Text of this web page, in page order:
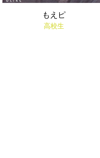
もえピ
高校生